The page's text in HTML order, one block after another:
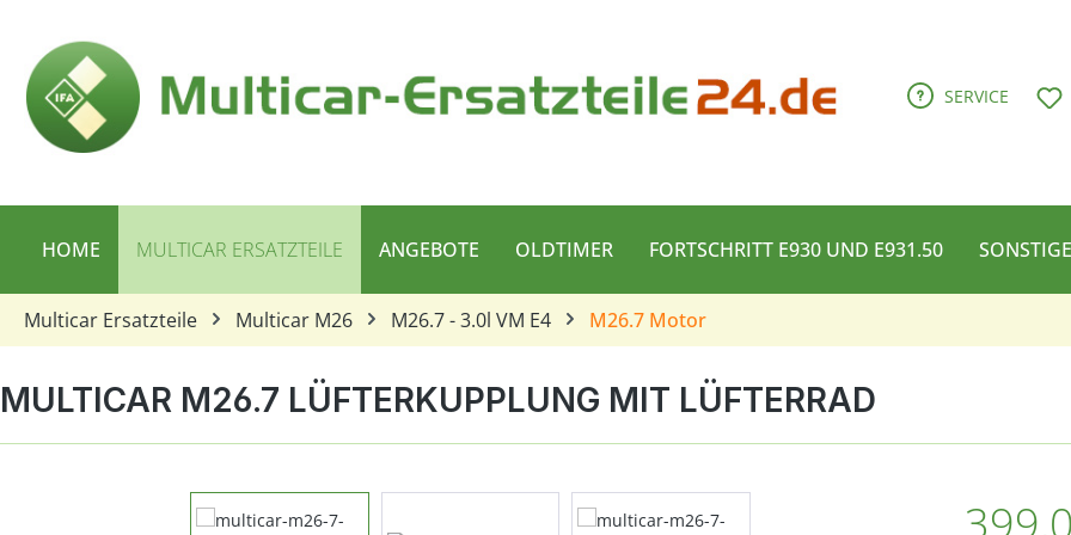
SERVICE
HOME MULTICAR ERSATZTEILE ANGEBOTE OLDTIMER FORTSCHRITT E930 UND E931.50
Multicar Ersatzteile Multicar M26 M26.7 - 3.0l VM E4 M26.7 Motor
MULTICAR M26.7 LÜFTERKUPPLUNG MIT LÜFTERRAD
Bildergalerie überspringen Regulärer